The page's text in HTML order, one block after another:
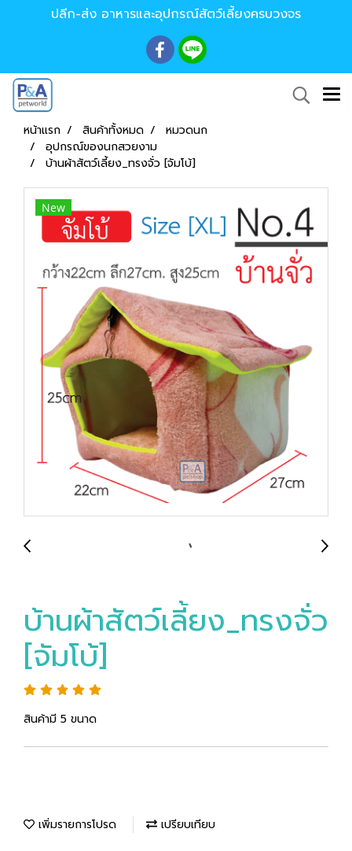
ปลีก-ส่ง อาหารและอุปกรณ์สัตว์เลี้ยงครบวงจร
หน้าแรก สินค้าทั้งหมด
หมวดนก
อุปกรณ์ของนกสวยงาม
บ้านผ้าสัตว์เลี้ยง_ทรงจั่ว [จัมโบ้]
New
บ้านผ้าสัตว์เลี้ยง_ทรงจั่ว
[จัมโบ้]
สินค้ามี 5 ขนาด
เพิ่มรายการโปรด เปรียบเทียบ